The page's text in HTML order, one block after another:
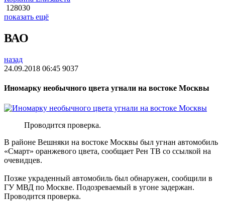
128030
показать ещё
ВАО
назад
24.09.2018 06:45 9037
Иномарку необычного цвета угнали на востоке Москвы
Проводится проверка.
В районе Вешняки на востоке Москвы был угнан автомобиль
«Смарт» оранжевого цвета, сообщает Рен ТВ со ссылкой на
очевидцев.
Позже украденный автомобиль был обнаружен, сообщили в
ГУ МВД по Москве. Подозреваемый в угоне задержан.
Проводится проверка.